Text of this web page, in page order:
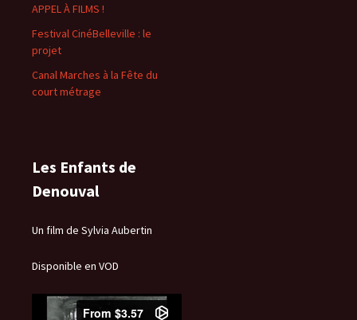
APPEL À FILMS !
Festival CinéBelleville : le
projet
Canal Marches à la Fête du
court métrage
Les Enfants de
Denouval
Un film de Sylvia Aubertin
Disponible en VOD